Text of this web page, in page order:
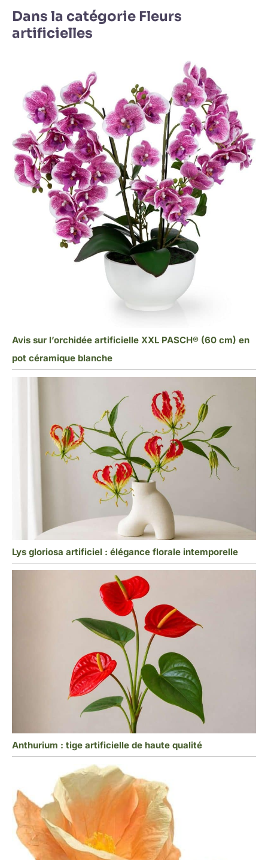
Dans la catégorie Fleurs
artificielles
Avis sur l’orchidée artificielle XXL PASCH® (60 cm) en
pot céramique blanche
Lys gloriosa artificiel : élégance florale intemporelle
Anthurium : tige artificielle de haute qualité